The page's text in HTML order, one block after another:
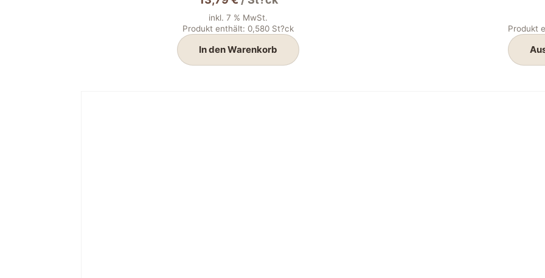
inkl. 7 % MwSt.
Produkt enthält: 0,580 St?ck
In den Warenkorb
Produkt